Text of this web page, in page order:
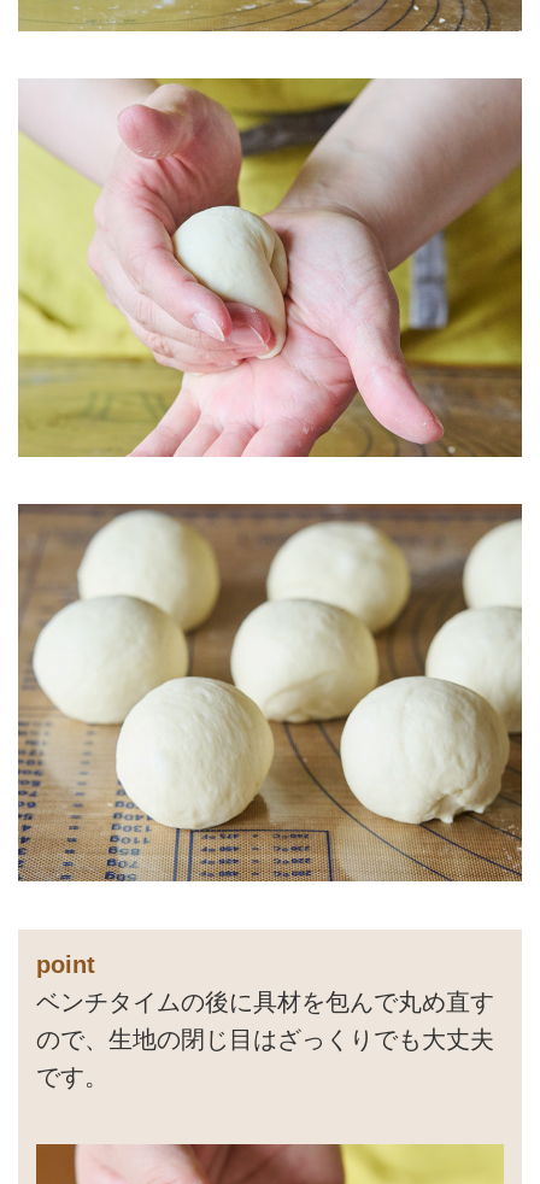
point
ベンチタイムの後に具材を包んで丸め直す
ので、生地の閉じ目はざっくりでも大丈夫
です。